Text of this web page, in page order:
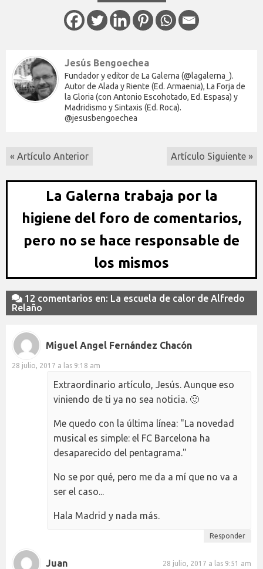
Jesús Bengoechea
Fundador y editor de La Galerna (@lagalerna_).
Autor de Alada y Riente (Ed. Armaenia), La Forja de
la Gloria (con Antonio Escohotado, Ed. Espasa) y
Madridismo y Sintaxis (Ed. Roca).
@jesusbengoechea
« Artículo Anterior Artículo Siguiente »
La Galerna trabaja por la
higiene del foro de comentarios,
pero no se hace responsable de
los mismos
12 comentarios en: La escuela de calor de Alfredo
Relaño
Miguel Angel Fernández Chacón
28 julio, 2017 a las 9:18 am
Extraordinario artículo, Jesús. Aunque eso
viniendo de ti ya no sea noticia. 🙂
Me quedo con la última línea: "La novedad
musical es simple: el FC Barcelona ha
desaparecido del pentagrama."
No se por qué, pero me da a mí que no va a
ser el caso...
Hala Madrid y nada más.
Responder
Juan 28 julio, 2017 a las 9:51 am